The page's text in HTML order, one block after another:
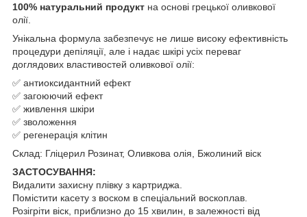
100% натуральний продукт на основі грецької оливкової
олії.
Унікальна формула забезпечує не лише високу ефективність
процедури депіляції, але і надає шкірі усіх переваг
доглядових властивостей оливкової олії:
✅ антиоксидантний ефект
✅ загоюючий ефект
✅ живлення шкіри
✅ зволоження
✅ регенерація клітин
Склад: Гліцерил Розинат, Оливкова олія, Бжолиний віск
ЗАСТОСУВАННЯ:
Видалити захисну плівку з картриджа.
Помістити касету з воском в спеціальний воскоплав.
Розігріти віск, приблизно до 15 хвилин, в залежності від